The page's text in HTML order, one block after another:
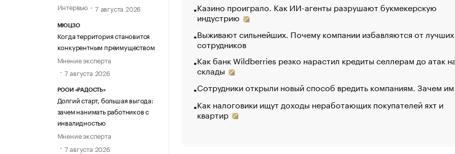
Интервью
7 августа 2026
МЮЦЗО
Когда территория становится
конкурентным преимуществом
Мнение эксперта
7 августа 2026
РООИ «РАДОСТЬ»
Долгий старт, большая выгода:
зачем нанимать работников с
инвалидностью
Мнение эксперта
7 августа 2026
Казино проиграло. Как ИИ-агенты разрушают букмекерскую
индустрию
Выживают сильнейших. Почему компании избавляются от лучших
сотрудников
Как банк Wildberries резко нарастил кредиты селлерам до атак
склады
Сотрудники открыли новый способ вредить компаниям. Зачем
Как налоговики ищут доходы неработающих покупателей яхт и
квартир